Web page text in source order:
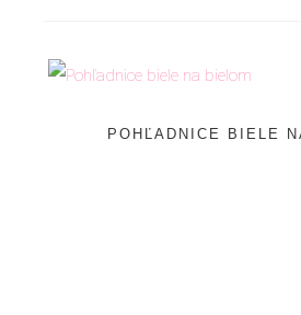
POHĽADNICE BIELE